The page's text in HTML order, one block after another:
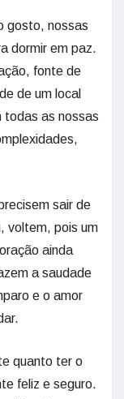
gosto, nossas
dormir em paz.
fonte de
de um local
todas as nossas
sair de
voltem, pois um
ainda
a saudade
e o amor
quanto ter o
feliz e seguro.